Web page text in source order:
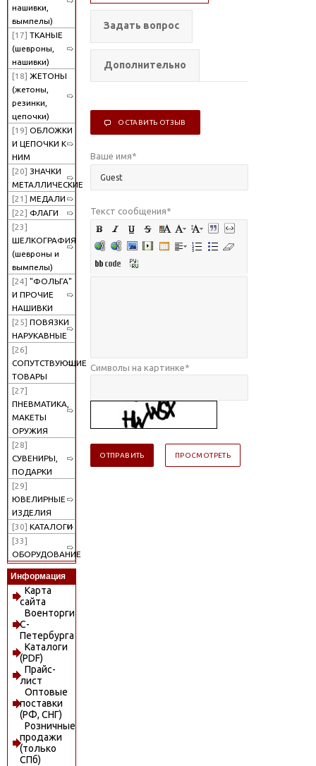
нашивки,
вымпелы)
[17] ТКАНЫЕ
(шевроны,
нашивки)
[18] ЖЕТОНЫ
(жетоны,
резинки,
цепочки)
[19] ОБЛОЖКИ
И ЦЕПОЧКИ К
НИМ
[20] ЗНАЧКИ
МЕТАЛЛИЧЕСКИЕ
[21] МЕДАЛИ
[22] ФЛАГИ
[23]
ШЕЛКОГРАФИЯ
(шевроны и
вымпелы)
[24] "ФОЛЬГА"
И ПРОЧИЕ
НАШИВКИ
[25] ПОВЯЗКИ
НАРУКАВНЫЕ
[26]
СОПУТСТВУЮЩИЕ
ТОВАРЫ
[27]
ПНЕВМАТИКА,
МАКЕТЫ
ОРУЖИЯ
[28]
СУВЕНИРЫ,
ПОДАРКИ
[29]
ЮВЕЛИРНЫЕ
ИЗДЕЛИЯ
[30] КАТАЛОГИ
[33]
ОБОРУДОВАНИЕ
Информация
Карта
сайта
Военторги
С-
Петербурга
Каталоги
(PDF)
Прайс-
лист
Оптовые
поставки
(РФ, СНГ)
Розничные
продажи
(только
СПб)
Задать вопрос
Дополнительно
ОСТАВИТЬ ОТЗЫВ
Ваше имя*
Текст сообщения*
Символы на картинке*